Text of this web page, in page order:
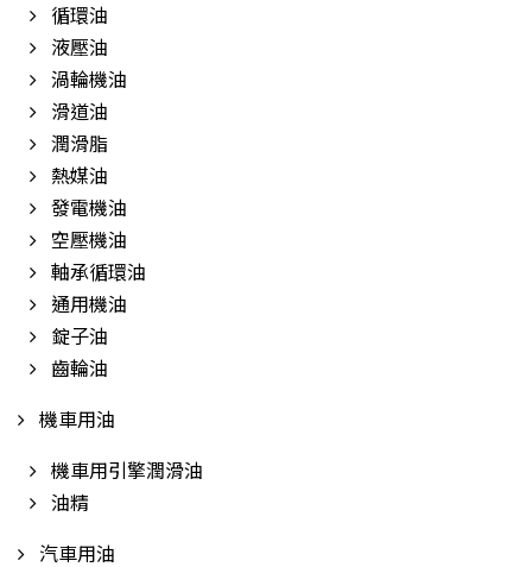
循環油
液壓油
渦輪機油
滑道油
潤滑脂
熱媒油
發電機油
空壓機油
軸承循環油
通用機油
錠子油
齒輪油
機車用油
機車用引擎潤滑油
油精
汽車用油